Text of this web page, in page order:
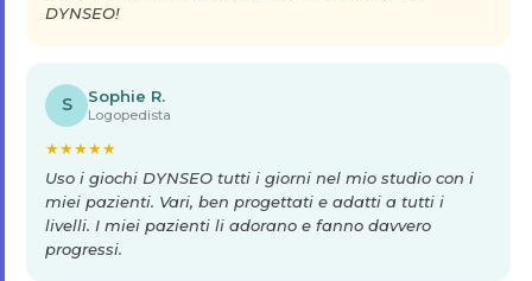
DYNSEO!
S Sophie R.
Logopedista
★★★★★
Uso i giochi DYNSEO tutti i giorni nel mio studio con i
miei pazienti. Vari, ben progettati e adatti a tutti i
livelli. I miei pazienti li adorano e fanno davvero
progressi.